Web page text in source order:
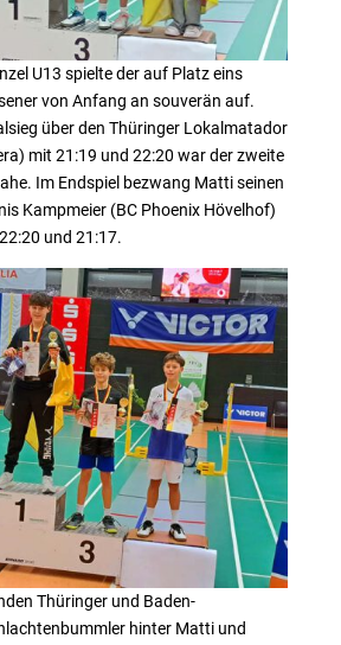
U13 spielte der auf Platz eins
von Anfang an souverän auf.
über den Thüringer Lokalmatador
mit 21:19 und 22:20 war der zweite
Im Endspiel bezwang Matti seinen
Kampmeier (BC Phoenix Hövelhof)
und 21:17.
Thüringer und Baden-
hinter Matti und